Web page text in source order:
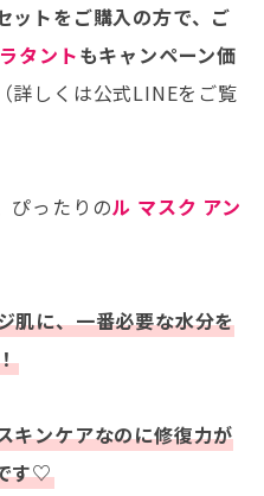
ットをご購入の方で、ご
タントもキャンペーン価
（詳しくは公式LINEをご覧
ぴったりのル マスク アン
肌に、一番必要な水分を
キンケアなのに修復力が
す♡